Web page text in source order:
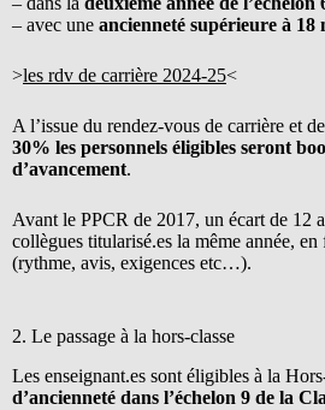
– avec une ancienneté supérieure à 18
>les rdv de carrière 2024-25<
A l’issue du rendez-vous de carrière et
30% les personnels éligibles seront
d’avancement.
Avant le PPCR de 2017, un écart de 12
collègues titularisé.es la même année,
(rythme, avis, exigences etc…).
2. Le passage à la hors-classe
Les enseignant.es sont éligibles à la
d’ancienneté dans l’échelon 9 de la